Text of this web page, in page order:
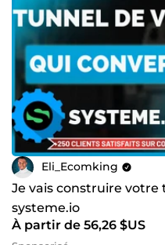
Eli_Ecomking
Je vais construire
systeme.io
À partir de 56,26 $US